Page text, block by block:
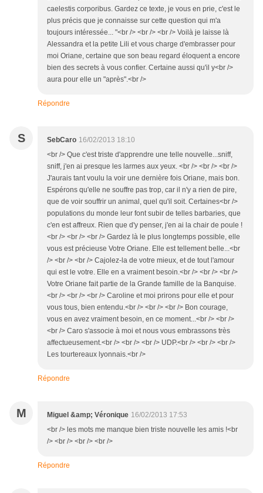
caelestis corporibus. Gardez ce texte, je vous en prie, c'est le
plus précis que je connaisse sur cette question qui m'a
toujours intéressée... "<br /> <br /> <br /> Voilà je laisse là
Alessandra et la petite Lili et vous charge d'embrasser pour
moi Oriane, certaine que son beau regard éloquent a encore
bien des secrets à vous confier. Certaine aussi qu'il y<br />
aura pour elle un "après".<br />
Répondre
S SebCaro 16/02/2013 18:10
<br /> Que c'est triste d'apprendre une telle nouvelle...sniff,
sniff, j'en ai presque les larmes aux yeux. <br /> <br /> <br />
J'aurais tant voulu la voir une dernière fois Oriane, mais bon.
Espérons qu'elle ne souffre pas trop, car il n'y a rien de pire,
que de voir souffrir un animal, quel qu'il soit. Certaines<br />
populations du monde leur font subir de telles barbaries, que
c'en est affreux. Rien que d'y penser, j'en ai la chair de poule !
<br /> <br /> <br /> Gardez là le plus longtemps possible, elle
vous est précieuse Votre Oriane. Elle est tellement belle...<br
/> <br /> <br /> Cajolez-la de votre mieux, et de tout l'amour
qui est le votre. Elle en a vraiment besoin.<br /> <br /> <br />
Votre Oriane fait partie de la Grande famille de la Banquise.
<br /> <br /> <br /> Caroline et moi prirons pour elle et pour
vous tous, bien entendu.<br /> <br /> <br /> Bon courage,
vous en avez vraiment besoin, en ce moment...<br /> <br />
<br /> Caro s'associe à moi et nous vous embrassons très
affectueusement.<br /> <br /> <br /> UDP.<br /> <br /> <br />
Les tourtereaux lyonnais.<br />
Répondre
M Miguel &amp; Véronique 16/02/2013 17:53
<br /> les mots me manque bien triste nouvelle les amis !<br
/> <br /> <br /> <br />
Répondre